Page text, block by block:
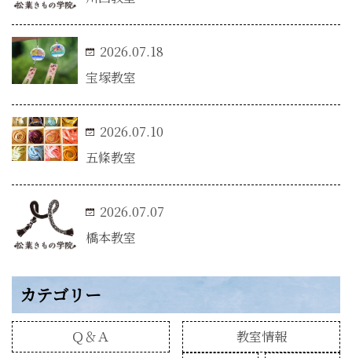
宝塚教室
2026.07.18
五條教室
2026.07.10
橋本教室
2026.07.07
カテゴリー
Ｑ＆Ａ
教室情報